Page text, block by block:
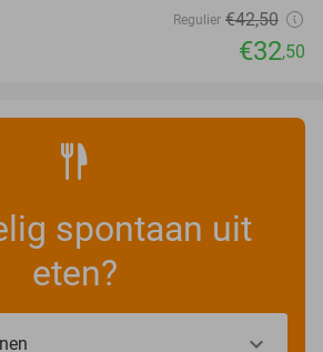
Regulier €42,50
€32,50
spontaan uit
eten?